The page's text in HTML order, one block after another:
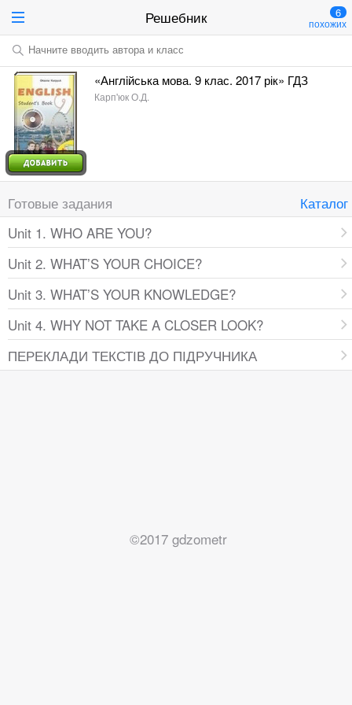
Решебник 6
похожих
Начните вводить автора и класс
«Англiйська мова. 9 клас. 2017 рік» ГДЗ
Карп'юк О.Д.
Готовые задания
Каталог
Unit 1. WHO ARE YOU?
Unit 2. WHAT’S YOUR CHOICE?
Unit 3. WHAT’S YOUR KNOWLEDGE?
Unit 4. WHY NOT TAKE A CLOSER LOOK?
ПЕРЕКЛАДИ ТЕКСТІВ ДО ПІДРУЧНИКА
©2017 gdzometr